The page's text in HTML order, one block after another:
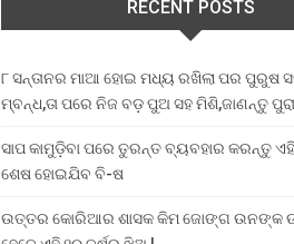
RECENT POSTS
୮ ସନ୍ତାନର ମାଆ ହୋଇ ମଧ୍ୟ ରଖିଲା ପର ପୁରୁଷ
ମ୍ବନ୍ଧ,ତା ପରେ ନିଜ ବଡ଼ ପୁଅ ସହ ମିଶି,ଜାଣନ୍ତୁ
ସାପ କାମୁଡ଼ିବା ପରେ ତୁରନ୍ତ ବ୍ୟବହାର କରନ୍ତୁ
ଶେଷ ହୋଇଯିବ ବି-ଷ
ଉତ୍ତର କୋରିଆର ଶାସକ କିମ ଜୋଙ୍ଗ ଉନଙ୍କ